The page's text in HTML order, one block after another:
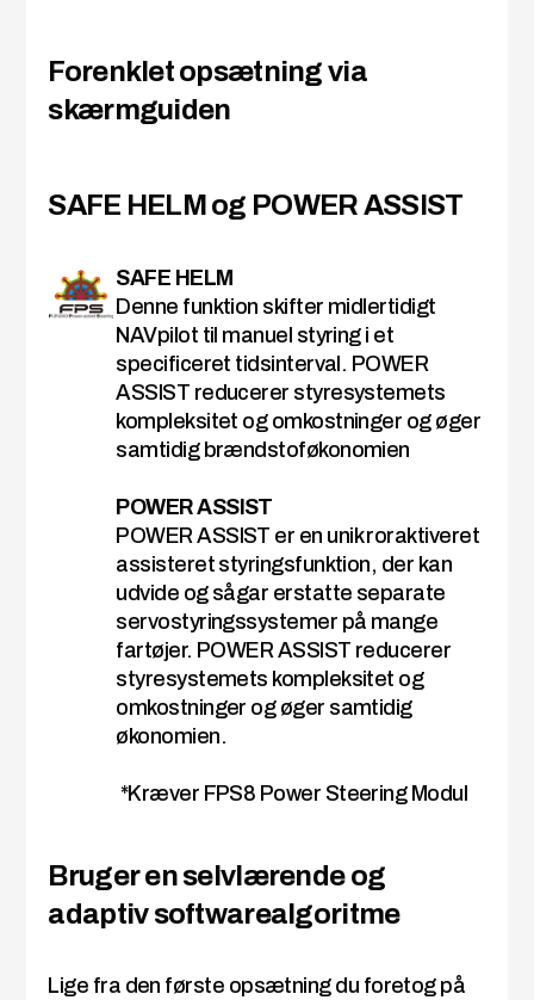
Forenklet opsætning via
skærmguiden
SAFE HELM og POWER ASSIST
SAFE HELM
Denne funktion skifter midlertidigt
NAVpilot til manuel styring i et
specificeret tidsinterval. POWER
ASSIST reducerer styresystemets
kompleksitet og omkostninger og øger
samtidig brændstoføkonomien
POWER ASSIST
POWER ASSIST er en unik roraktiveret
assisteret styringsfunktion, der kan
udvide og sågar erstatte separate
servostyringssystemer på mange
fartøjer. POWER ASSIST reducerer
styresystemets kompleksitet og
omkostninger og øger samtidig
økonomien.
*Kræver FPS8 Power Steering Modul
Bruger en selvlærende og
adaptiv softwarealgoritme
Lige fra den første opsætning du foretog på